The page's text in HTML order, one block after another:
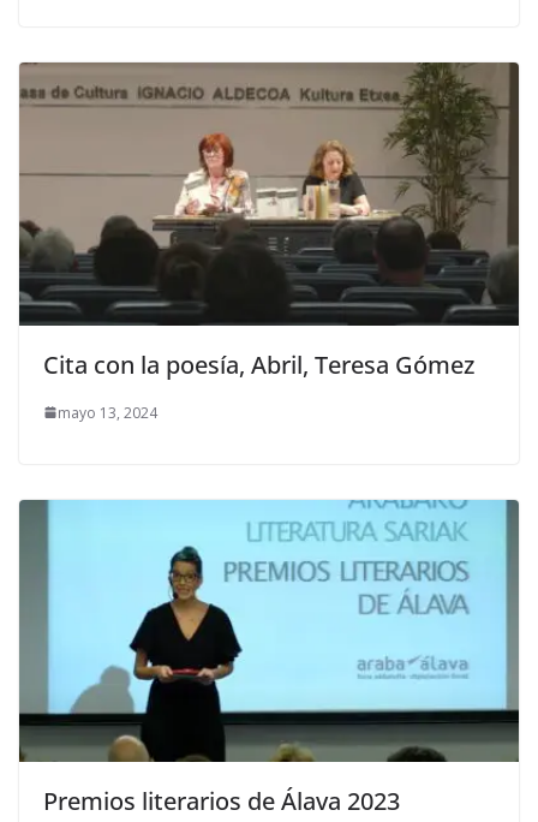
Cita con la poesía, Abril, Teresa Gómez
mayo 13, 2024
Premios literarios de Álava 2023